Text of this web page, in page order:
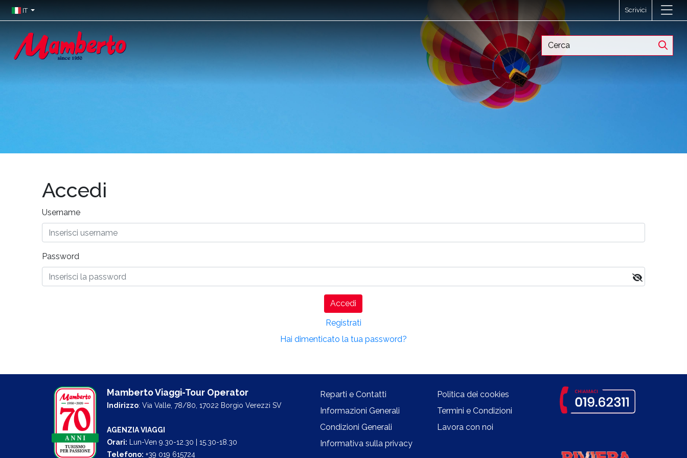
IT Scrivici
Accedi
Username
Password
Accedi
Registrati
Hai dimenticato la tua password?
Mamberto Viaggi-Tour Operator
Indirizzo: Via Valle, 78/80, 17022 Borgio Verezzi SV
AGENZIA VIAGGI
Orari: Lun-Ven 9.30-12.30 | 15.30-18.30
Telefono: +39 019 615724
Reparti e Contatti
Informazioni Generali
Condizioni Generali
Informativa sulla privacy
Politica dei cookies
Termini e Condizioni
Lavora con noi